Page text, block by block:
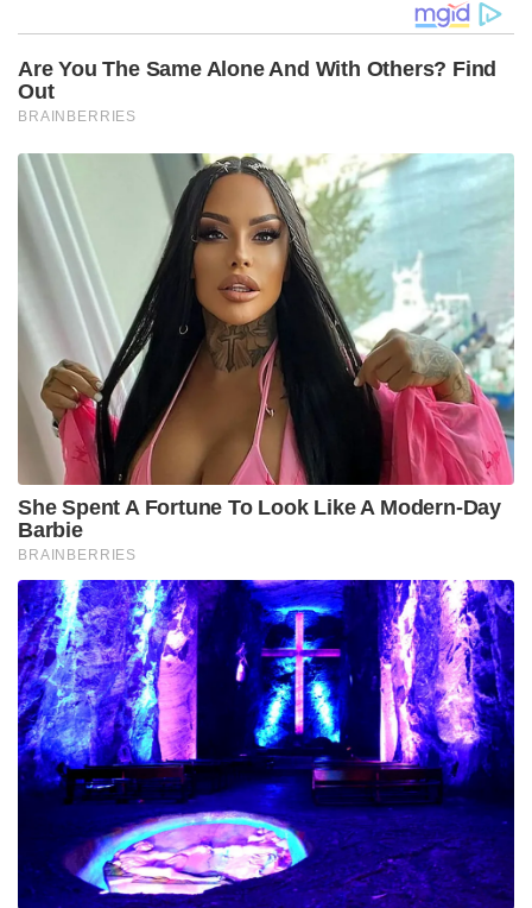
Are You The Same Alone And With Others? Find
Out
BRAINBERRIES
She Spent A Fortune To Look Like A Modern-Day
Barbie
BRAINBERRIES